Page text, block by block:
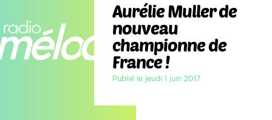
Aurélie Muller de
nouveau
championne de
France !
Publié le jeudi 1 juin 2017